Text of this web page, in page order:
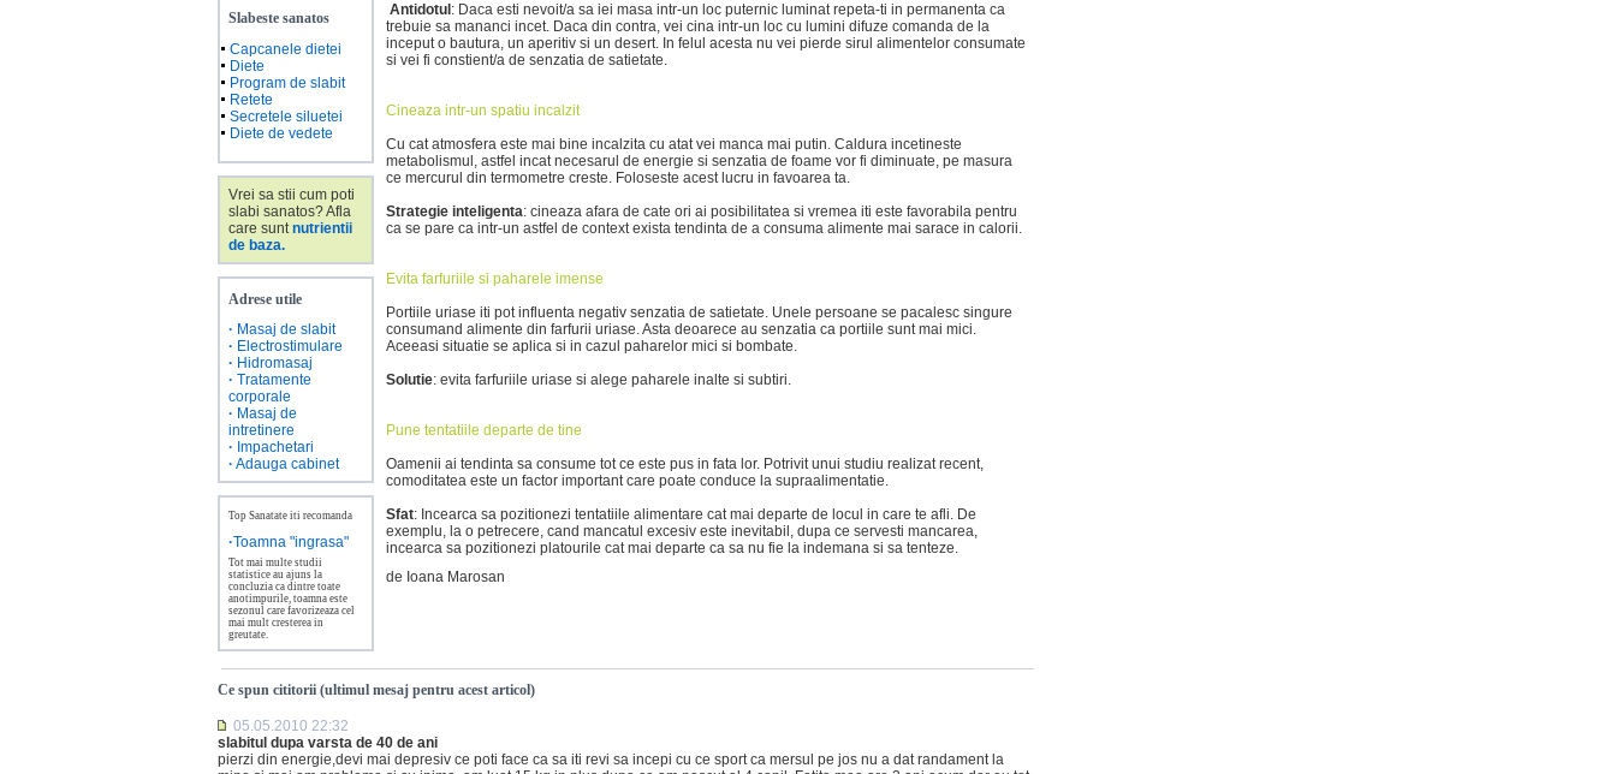
Slabeste sanatos
Capcanele dietei
Diete
Program de slabit
Retete
Secretele siluetei
Diete de vedete
Vrei sa stii cum poti
slabi sanatos? Afla
care suntnutrientii
de baza.
Adrese utile
· Masaj de slabit
· Electrostimulare
· Hidromasaj
· Tratamente
corporale
· Masaj de
intretinere
· Impachetari
· Adauga cabinet
Top Sanatate iti recomanda
·Toamna "ingrasa"
Tot mai multe studii
statistice au ajuns la
concluzia ca dintre toate
anotimpurile, toamna este
sezonul care favorizeaza cel
mai mult cresterea in
greutate.
Antidotul : Daca esti nevoit/a sa iei masa intr-un loc puternic luminat repeta-ti in permanenta ca
trebuie sa mananci incet. Daca din contra, vei cina intr-un loc cu lumini difuze comanda de la
inceput o bautura, un aperitiv si un desert. In felul acesta nu vei pierde sirul alimentelor consumate
si vei fi constient/a de senzatia de satietate.
Cineaza intr-un spatiu incalzit
Cu cat atmosfera este mai bine incalzita cu atat vei manca mai putin. Caldura incetineste
metabolismul, astfel incat necesarul de energie si senzatia de foame vor fi diminuate, pe masura
ce mercurul din termometre creste. Foloseste acest lucru in favoarea ta.
Strategie inteligenta: cineaza afara de cate ori ai posibilitatea si vremea iti este favorabila pentru
ca se pare ca intr-un astfel de context exista tendinta de a consuma alimente mai sarace in calorii.
Evita farfuriile si paharele imense
Portiile uriase iti pot influenta negativ senzatia de satietate. Unele persoane se pacalesc singure
consumand alimente din farfurii uriase. Asta deoarece au senzatia ca portiile sunt mai mici.
Aceeasi situatie se aplica si in cazul paharelor mici si bombate.
Solutie: evita farfuriile uriase si alege paharele inalte si subtiri.
Pune tentatiile departe de tine
Oamenii ai tendinta sa consume tot ce este pus in fata lor. Potrivit unui studiu realizat recent,
comoditatea este un factor important care poate conduce la supraalimentatie.
Sfat: Incearca sa pozitionezi tentatiile alimentare cat mai departe de locul in care te afli. De
exemplu, la o petrecere, cand mancatul excesiv este inevitabil, dupa ce servesti mancarea,
incearca sa pozitionezi platourile cat mai departe ca sa nu fie la indemana si sa tenteze.
de Ioana Marosan
Ce spun cititorii (ultimul mesaj pentru acest articol)
05.05.2010 22:32
slabitul dupa varsta de 40 de ani
pierzi din energie,devi mai depresiv ce poti face ca sa iti revi sa incepi cu ce sport ca mersul pe jos nu a dat randament la